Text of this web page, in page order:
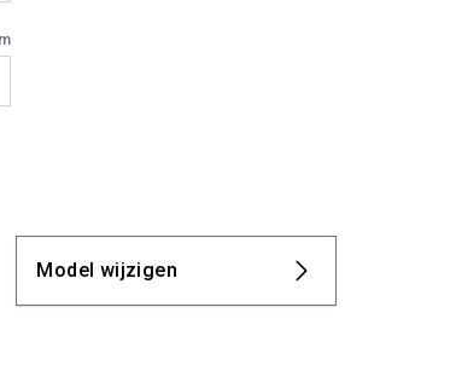
Model wijzigen